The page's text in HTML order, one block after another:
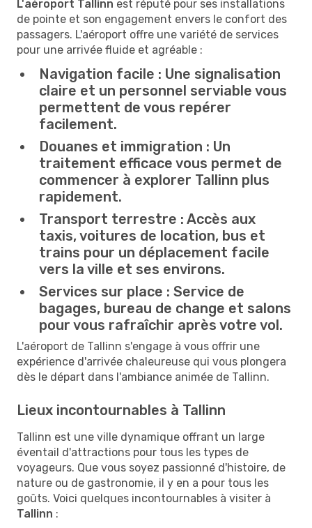
L'aéroport Tallinn est réputé pour ses installations
de pointe et son engagement envers le confort des
passagers. L'aéroport offre une variété de services
pour une arrivée fluide et agréable :
Navigation facile : Une signalisation
claire et un personnel serviable vous
permettent de vous repérer
facilement.
Douanes et immigration : Un
traitement efficace vous permet de
commencer à explorer Tallinn plus
rapidement.
Transport terrestre : Accès aux
taxis, voitures de location, bus et
trains pour un déplacement facile
vers la ville et ses environs.
Services sur place : Service de
bagages, bureau de change et salons
pour vous rafraîchir après votre vol.
L'aéroport de Tallinn s'engage à vous offrir une
expérience d'arrivée chaleureuse qui vous plongera
dès le départ dans l'ambiance animée de Tallinn.
Lieux incontournables à Tallinn
Tallinn est une ville dynamique offrant un large
éventail d'attractions pour tous les types de
voyageurs. Que vous soyez passionné d'histoire, de
nature ou de gastronomie, il y en a pour tous les
goûts. Voici quelques incontournables à visiter à
Tallinn :